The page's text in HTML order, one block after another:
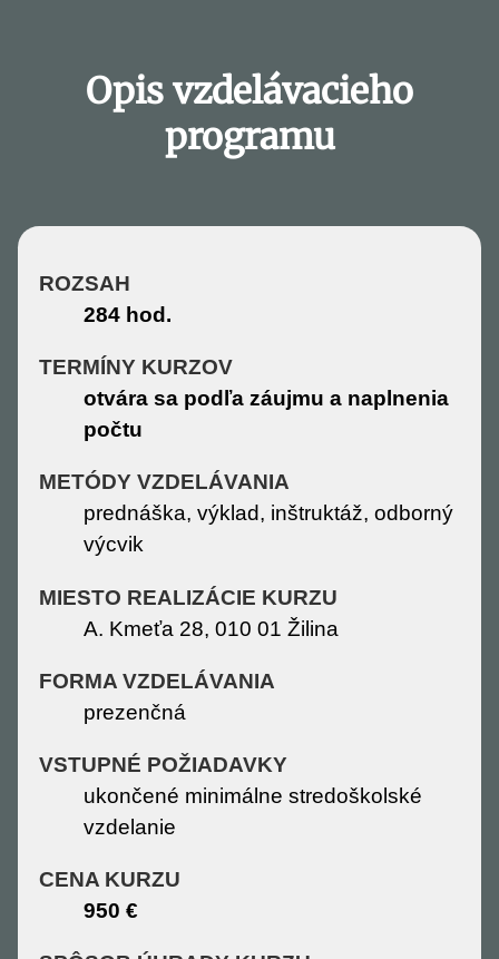
Opis vzdelávacieho
programu
ROZSAH
284 hod.
TERMÍNY KURZOV
otvára sa podľa záujmu a naplnenia
počtu
METÓDY VZDELÁVANIA
prednáška, výklad, inštruktáž, odborný
výcvik
MIESTO REALIZÁCIE KURZU
A. Kmeťa 28, 010 01 Žilina
FORMA VZDELÁVANIA
prezenčná
VSTUPNÉ POŽIADAVKY
ukončené minimálne stredoškolské
vzdelanie
CENA KURZU
950 €